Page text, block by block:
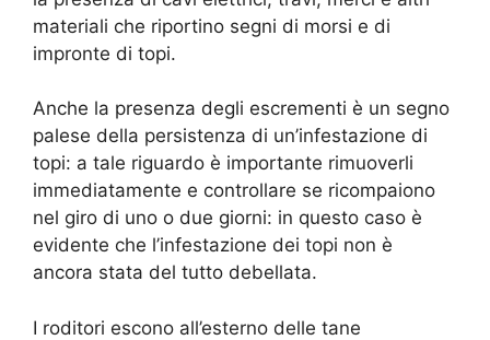
materiali che riportino segni di morsi e di
impronte di topi.
Anche la presenza degli escrementi è un segno
palese della persistenza di un’infestazione di
topi: a tale riguardo è importante rimuoverli
immediatamente e controllare se ricompaiono
nel giro di uno o due giorni: in questo caso è
evidente che l’infestazione dei topi non è
ancora stata del tutto debellata.
I roditori escono all’esterno delle tane